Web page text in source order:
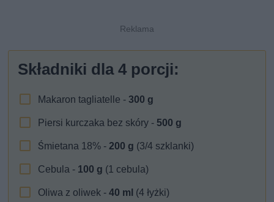
Składniki dla4 porcji:
Makaron tagliatelle -300 g
Piersi kurczaka bez skóry - 500 g
Śmietana 18% -200 g (3/4 szklanki)
Cebula - 100 g (1 cebula)
Oliwa z oliwek -40 ml (4 łyżki)